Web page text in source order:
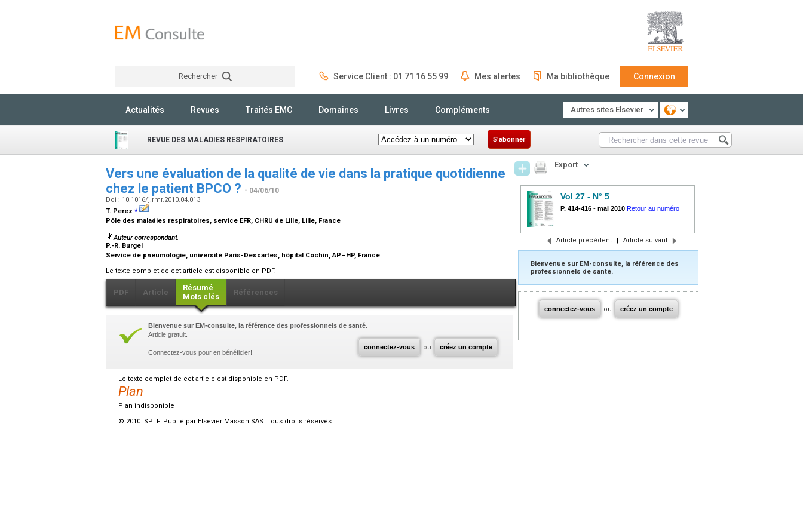
Rechercher Service Client : 01 71 16 55 99 Mes alertes Ma bibliothèque Connexion
Actualités Revues Traités EMC Domaines Livres Compléments Autres sites Elsevier
REVUE DES MALADIES RESPIRATOIRES S'abonner
Vers une évaluation de la qualité de vie dans la pratique quotidienne
chez le patient BPCO ? - 04/06/10
Doi : 10.1016/j.rmr.2010.04.013
T. Perez ⁎
Pôle des maladies respiratoires, service EFR, CHRU de Lille, Lille, France
Auteur correspondant.
P.-R. Burgel
Service de pneumologie, université Paris-Descartes, hôpital Cochin, AP–HP, France
Le texte complet de cet article est disponible en PDF.
PDF Article
Résumé
Mots clés
Références
connectez-vous ou créez un compte
Bienvenue sur EM-consulte, la référence des professionnels de santé.
Article gratuit.
Connectez-vous pour en bénéficier!
Le texte complet de cet article est disponible en PDF.
Plan
Plan indisponible
© 2010 SPLF. Publié par Elsevier Masson SAS. Tous droits réservés.
Export
Vol 27 - N° 5
P. 414-416 - mai 2010 Retour au numéro
Article précédent | Article suivant
Bienvenue sur EM-consulte, la référence des
professionnels de santé.
connectez-vous ou créez un compte